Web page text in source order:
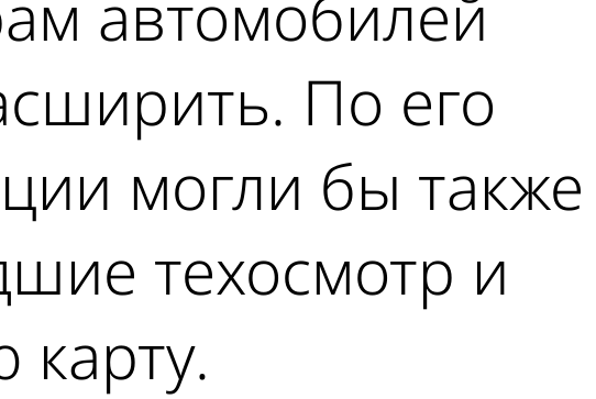
По его
могли бы также
техосмотр и